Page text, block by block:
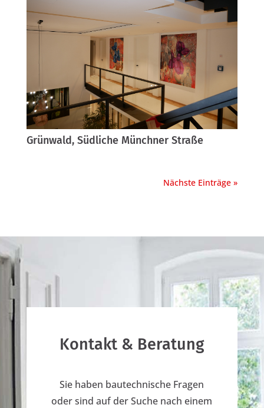
Grünwald, Südliche Münchner Straße
Nächste Einträge »
Kontakt & Beratung
Sie haben bautechnische Fragen
oder sind auf der Suche nach einem